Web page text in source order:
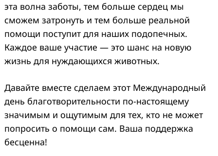
эта волна заботы, тем больше сердец мы
сможем затронуть и тем больше реальной
помощи поступит для наших подопечных.
Каждое ваше участие — это шанс на новую
жизнь для нуждающихся животных.
Давайте вместе сделаем этот Международный
день благотворительности по-настоящему
значимым и ощутимым для тех, кто не может
попросить о помощи сам. Ваша поддержка
бесценна!